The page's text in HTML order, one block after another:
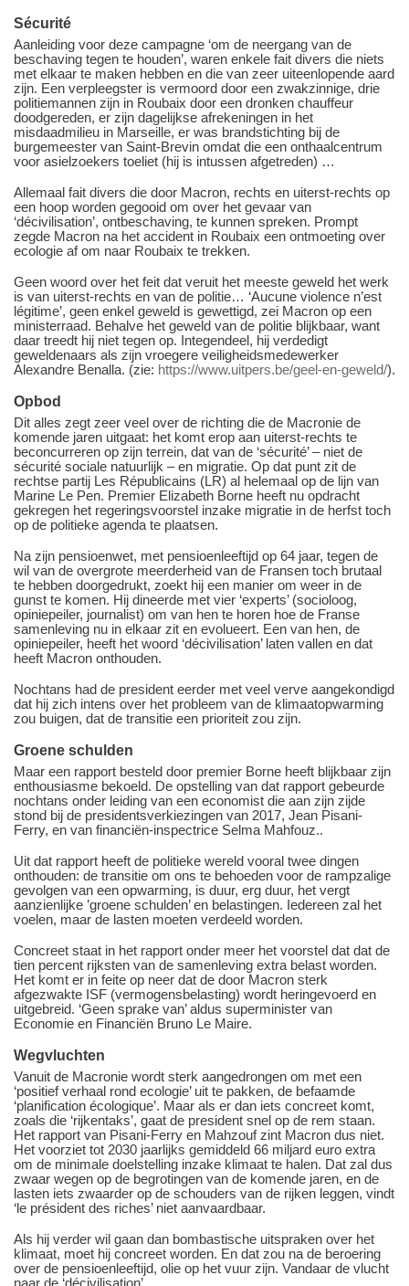
Sécurité
Aanleiding voor deze campagne ‘om de neergang van de
beschaving tegen te houden’, waren enkele fait divers die niets
met elkaar te maken hebben en die van zeer uiteenlopende aard
zijn. Een verpleegster is vermoord door een zwakzinnige, drie
politiemannen zijn in Roubaix door een dronken chauffeur
doodgereden, er zijn dagelijkse afrekeningen in het
misdaadmilieu in Marseille, er was brandstichting bij de
burgemeester van Saint-Brevin omdat die een onthaalcentrum
voor asielzoekers toeliet (hij is intussen afgetreden) …
Allemaal fait divers die door Macron, rechts en uiterst-rechts op
een hoop worden gegooid om over het gevaar van
‘décivilisation’, ontbeschaving, te kunnen spreken. Prompt
zegde Macron na het accident in Roubaix een ontmoeting over
ecologie af om naar Roubaix te trekken.
Geen woord over het feit dat veruit het meeste geweld het werk
is van uiterst-rechts en van de politie… ‘Aucune violence n’est
légitime’, geen enkel geweld is gewettigd, zei Macron op een
ministerraad. Behalve het geweld van de politie blijkbaar, want
daar treedt hij niet tegen op. Integendeel, hij verdedigt
geweldenaars als zijn vroegere veiligheidsmedewerker
Alexandre Benalla. (zie: https://www.uitpers.be/geel-en-geweld/).
Opbod
Dit alles zegt zeer veel over de richting die de Macronie de
komende jaren uitgaat: het komt erop aan uiterst-rechts te
beconcurreren op zijn terrein, dat van de ‘sécurité’ – niet de
sécurité sociale natuurlijk – en migratie. Op dat punt zit de
rechtse partij Les Républicains (LR) al helemaal op de lijn van
Marine Le Pen. Premier Elizabeth Borne heeft nu opdracht
gekregen het regeringsvoorstel inzake migratie in de herfst toch
op de politieke agenda te plaatsen.
Na zijn pensioenwet, met pensioenleeftijd op 64 jaar, tegen de
wil van de overgrote meerderheid van de Fransen toch brutaal
te hebben doorgedrukt, zoekt hij een manier om weer in de
gunst te komen. Hij dineerde met vier ‘experts’ (socioloog,
opiniepeiler, journalist) om van hen te horen hoe de Franse
samenleving nu in elkaar zit en evolueert. Een van hen, de
opiniepeiler, heeft het woord ‘décivilisation’ laten vallen en dat
heeft Macron onthouden.
Nochtans had de president eerder met veel verve aangekondigd
dat hij zich intens over het probleem van de klimaatopwarming
zou buigen, dat de transitie een prioriteit zou zijn.
Groene schulden
Maar een rapport besteld door premier Borne heeft blijkbaar zijn
enthousiasme bekoeld. De opstelling van dat rapport gebeurde
nochtans onder leiding van een economist die aan zijn zijde
stond bij de presidentsverkiezingen van 2017, Jean Pisani-
Ferry, en van financiën-inspectrice Selma Mahfouz..
Uit dat rapport heeft de politieke wereld vooral twee dingen
onthouden: de transitie om ons te behoeden voor de rampzalige
gevolgen van een opwarming, is duur, erg duur, het vergt
aanzienlijke ’groene schulden’ en belastingen. Iedereen zal het
voelen, maar de lasten moeten verdeeld worden.
Concreet staat in het rapport onder meer het voorstel dat dat de
tien percent rijksten van de samenleving extra belast worden.
Het komt er in feite op neer dat de door Macron sterk
afgezwakte ISF (vermogensbelasting) wordt heringevoerd en
uitgebreid. ‘Geen sprake van’ aldus superminister van
Economie en Financiën Bruno Le Maire.
Wegvluchten
Vanuit de Macronie wordt sterk aangedrongen om met een
‘positief verhaal rond ecologie’ uit te pakken, de befaamde
‘planification écologique’. Maar als er dan iets concreet komt,
zoals die ‘rijkentaks’, gaat de president snel op de rem staan.
Het rapport van Pisani-Ferry en Mahzouf zint Macron dus niet.
Het voorziet tot 2030 jaarlijks gemiddeld 66 miljard euro extra
om de minimale doelstelling inzake klimaat te halen. Dat zal dus
zwaar wegen op de begrotingen van de komende jaren, en de
lasten iets zwaarder op de schouders van de rijken leggen, vindt
‘le président des riches’ niet aanvaardbaar.
Als hij verder wil gaan dan bombastische uitspraken over het
klimaat, moet hij concreet worden. En dat zou na de beroering
over de pensioenleeftijd, olie op het vuur zijn. Vandaar de vlucht